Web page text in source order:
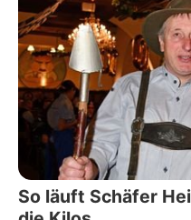
So läuft Schäfer